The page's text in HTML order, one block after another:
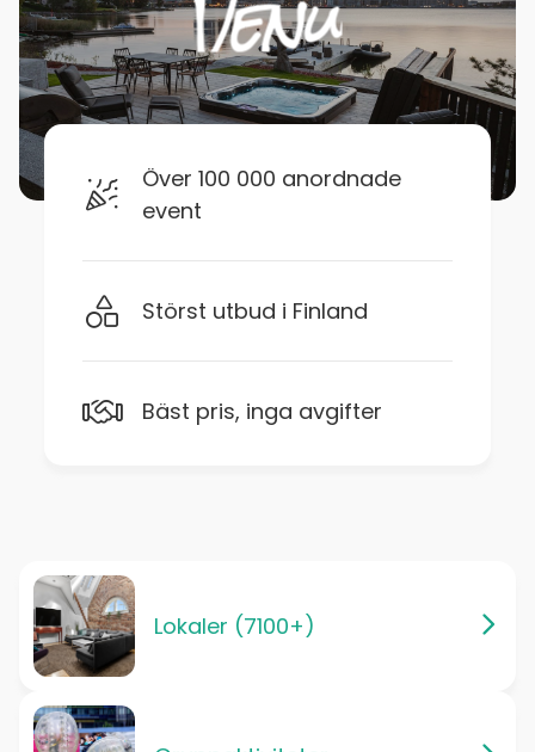
Över 100 000 anordnade
event
Störst utbud i Finland
Bäst pris, inga avgifter
Lokaler (7100+)